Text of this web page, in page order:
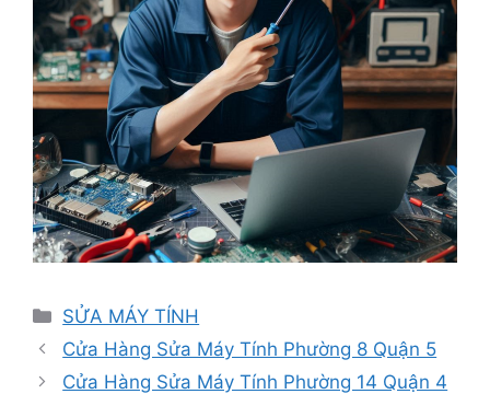
Danh
mục
SỬA MÁY TÍNH
Cửa Hàng Sửa Máy Tính Phường 8 Quận 5
Cửa Hàng Sửa Máy Tính Phường 14 Quận 4